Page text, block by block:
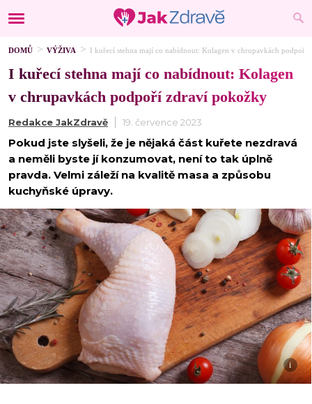
DOMŮ VÝŽIVA I kuřecí stehna mají co nabídnout: Kolagen v chrupavkách podpoří
I kuřecí stehna mají co nabídnout: Kolagen
v chrupavkách podpoří zdraví pokožky
Redakce JakZdravě 19. července 2023
Pokud jste slyšeli, že je nějaká část kuřete nezdravá
a neměli byste jí konzumovat, není to tak úplně
pravda. Velmi záleží na kvalitě masa a způsobu
kuchyňské úpravy.
i